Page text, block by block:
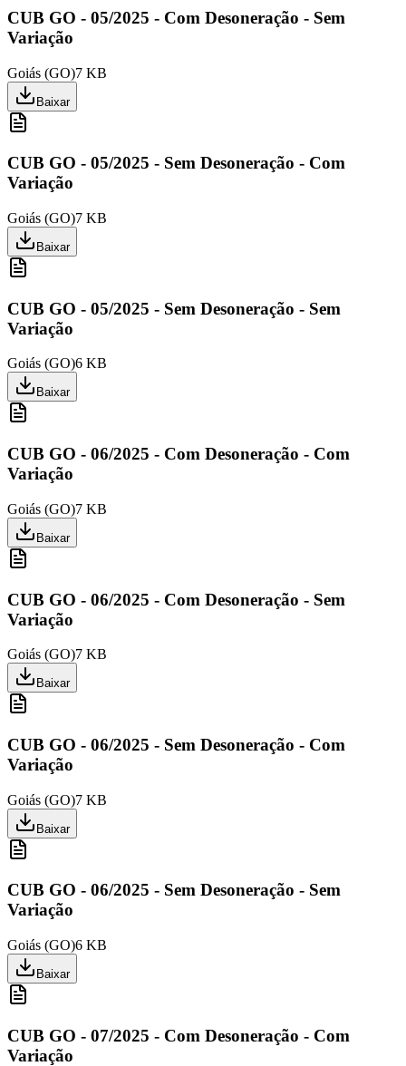
CUB GO - 05/2025 - Com Desoneração - Sem
Variação
Goiás (GO)7 KB
Baixar
CUB GO - 05/2025 - Sem Desoneração - Com
Variação
Goiás (GO)7 KB
Baixar
CUB GO - 05/2025 - Sem Desoneração - Sem
Variação
Goiás (GO)6 KB
Baixar
CUB GO - 06/2025 - Com Desoneração - Com
Variação
Goiás (GO)7 KB
Baixar
CUB GO - 06/2025 - Com Desoneração - Sem
Variação
Goiás (GO)7 KB
Baixar
CUB GO - 06/2025 - Sem Desoneração - Com
Variação
Goiás (GO)7 KB
Baixar
CUB GO - 06/2025 - Sem Desoneração - Sem
Variação
Goiás (GO)6 KB
Baixar
CUB GO - 07/2025 - Com Desoneração - Com
Variação